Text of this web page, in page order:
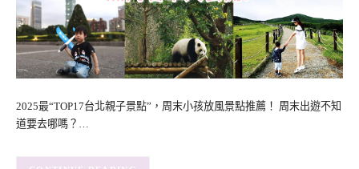
2025最“TOP17台北親子景點”，周末小孩放風景點推薦！ 周末出遊不知
道要去哪嗎？…